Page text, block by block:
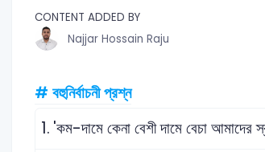
CONTENT ADDED BY
Najjar Hossain Raju
# বহুনির্বাচনী প্রশ্ন
1. 'কম-দামে কেনা বেশী দামে বেচা আমাদের